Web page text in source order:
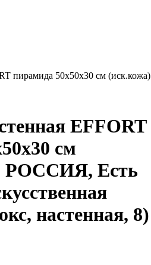
пирамида 50x50x30 см (иск.кожа)
EFFORT
см
РОССИЯ, Есть
настенная, 8)